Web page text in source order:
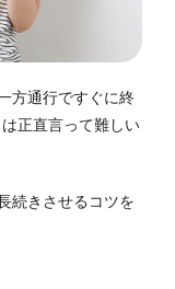
方通行ですぐに終
正直言って難しい
続きさせるコツを